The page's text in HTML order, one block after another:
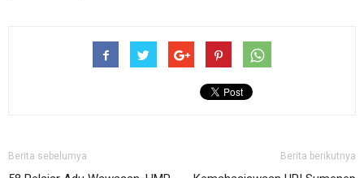
Berita sebelumya Berita berikutnya